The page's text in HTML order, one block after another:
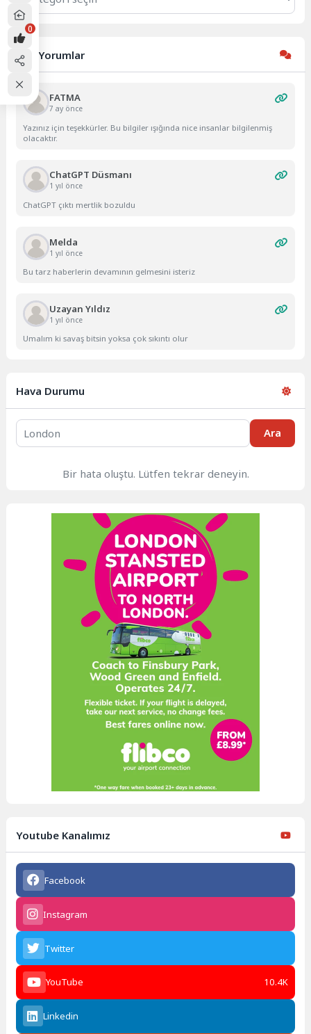
Son Yorumlar
FATMA
7 ay önce
Yazınız için teşekkürler. Bu bilgiler ışığında nice insanlar bilgilenmiş
olacaktır.
ChatGPT Düsmanı
1 yıl önce
ChatGPT çıktı mertlik bozuldu
Melda
1 yıl önce
Bu tarz haberlerin devamının gelmesini isteriz
Uzayan Yıldız
1 yıl önce
Umalım ki savaş bitsin yoksa çok sıkıntı olur
Hava Durumu
Ara
Bir hata oluştu. Lütfen tekrar deneyin.
Youtube Kanalımız
Facebook
Instagram
Twitter
YouTube 10.4K
Linkedin
0